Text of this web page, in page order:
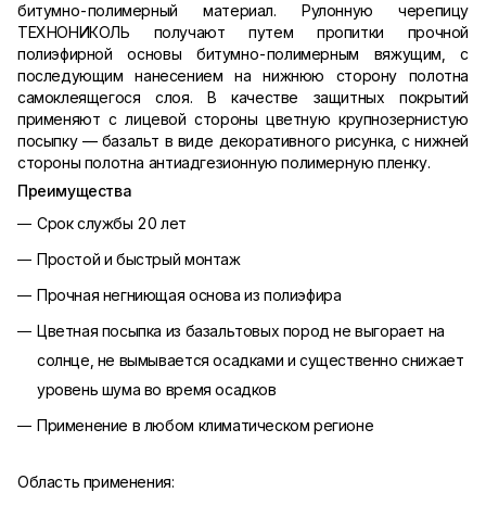
битумно-полимерный материал. Рулонную черепицу
ТЕХНОНИКОЛЬ получают путем пропитки прочной
полиэфирной основы битумно-полимерным вяжущим, с
последующим нанесением на нижнюю сторону полотна
самоклеящегося слоя. В качестве защитных покрытий
применяют с лицевой стороны цветную крупнозернистую
посыпку — базальт в виде декоративного рисунка, с нижней
стороны полотна антиадгезионную полимерную пленку.
Преимущества
Срок службы 20 лет
Простой и быстрый монтаж
Прочная негниющая основа из полиэфира
Цветная посыпка из базальтовых пород не выгорает на
солнце, не вымывается осадками и существенно снижает
уровень шума во время осадков
Применение в любом климатическом регионе
Область применения: